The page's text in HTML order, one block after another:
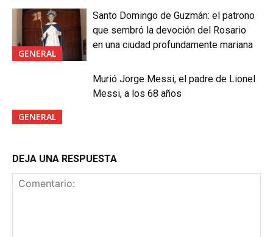
GENERAL
Santo Domingo de Guzmán: el patrono
que sembró la devoción del Rosario
en una ciudad profundamente mariana
GENERAL
Murió Jorge Messi, el padre de Lionel
Messi, a los 68 años
DEJA UNA RESPUESTA